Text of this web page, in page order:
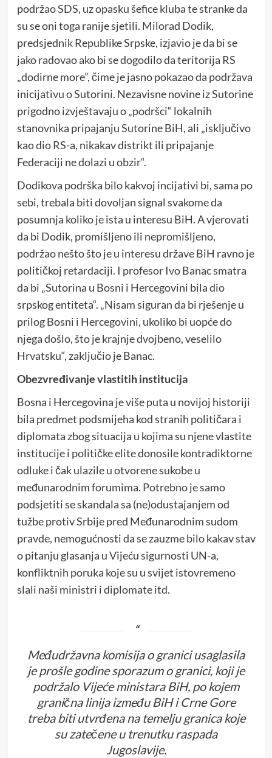
podržao SDS, uz opasku šefice kluba te stranke da
su se oni toga ranije sjetili. Milorad Dodik,
predsjednik Republike Srpske, izjavio je da bi se
jako radovao ako bi se dogodilo da teritorija RS
„dodirne more”, čime je jasno pokazao da podržava
inicijativu o Sutorini. Nezavisne novine iz Sutorine
prigodno izvještavaju o „podršci“ lokalnih
stanovnika pripajanju Sutorine BiH, ali „isključivo
kao dio RS-a, nikakav distrikt ili pripajanje
Federaciji ne dolazi u obzir“.
Dodikova podrška bilo kakvoj incijativi bi, sama po
sebi, trebala biti dovoljan signal svakome da
posumnja koliko je ista u interesu BiH. A vjerovati
da bi Dodik, promišljeno ili nepromišljeno,
podržao nešto što je u interesu države BiH ravno je
političkoj retardaciji. I profesor Ivo Banac smatra
da bi „Sutorina u Bosni i Hercegovini bila dio
srpskog entiteta“. „Nisam siguran da bi rješenje u
prilog Bosni i Hercegovini, ukoliko bi uopće do
njega došlo, što je krajnje dvojbeno, veselilo
Hrvatsku“, zaključio je Banac.
Obezvređivanje vlastitih institucija
Bosna i Hercegovina je više puta u novijoj historiji
bila predmet podsmijeha kod stranih političara i
diplomata zbog situacija u kojima su njene vlastite
institucije i političke elite donosile kontradiktorne
odluke i čak ulazile u otvorene sukobe u
međunarodnim forumima. Potrebno je samo
podsjetiti se skandala sa (ne)odustajanjem od
tužbe protiv Srbije pred Međunarodnim sudom
pravde, nemogućnosti da se zauzme bilo kakav stav
o pitanju glasanja u Vijeću sigurnosti UN-a,
konfliktnih poruka koje su u svijet istovremeno
slali naši ministri i diplomate itd.
Međudržavna komisija o granici usaglasila
je prošle godine sporazum o granici, koji je
podržalo Vijeće ministara BiH, po kojem
granična linija između BiH i Crne Gore
treba biti utvrđena na temelju granica koje
su zatečene u trenutku raspada
Jugoslavije.